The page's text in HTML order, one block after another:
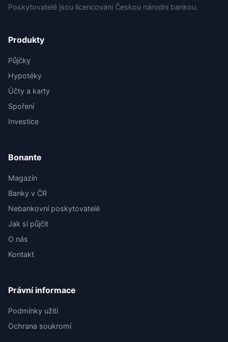
Poskytovatelé jsou licencováni Českou národní bankou.
Produkty
Půjčky
Hypotéky
Účty a karty
Spoření
Investice
Bonante
Magazín
Banky v ČR
Nebankovní poskytovatelé
Jak si půjčit
O nás
Kontakt
Právní informace
Podmínky užití
Ochrana soukromí